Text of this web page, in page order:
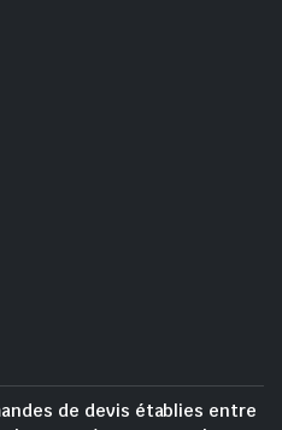
de devis établies entre